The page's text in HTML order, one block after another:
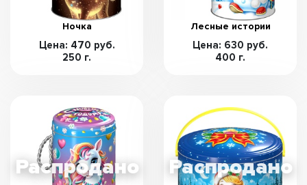
Ночка
Цена: 470 руб.
250 г.
Лесные истории
Цена: 630 руб.
400 г.